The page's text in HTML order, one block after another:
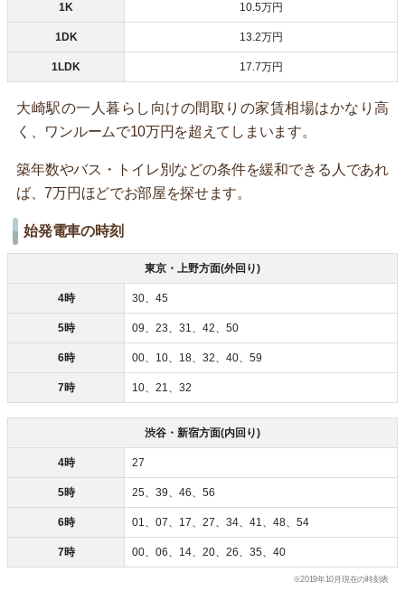
1K 10.5万円
1DK 13.2万円
1LDK 17.7万円
大崎駅の一人暮らし向けの間取りの家賃相場はかなり高
く、ワンルームで10万円を超えてしまいます。
築年数やバス・トイレ別などの条件を緩和できる人であれ
ば、7万円ほどでお部屋を探せます。
始発電車の時刻
東京・上野方面(外回り)
4時 30、45
5時 09、23、31、42、50
6時 00、10、18、32、40、59
7時 10、21、32
渋谷・新宿方面(内回り)
4時 27
5時 25、39、46、56
6時 01、07、17、27、34、41、48、54
7時 00、06、14、20、26、35、40
※2019年10月現在の時刻表